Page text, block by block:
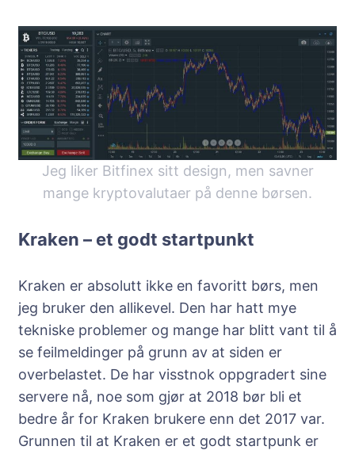
Jeg liker Bitfinex sitt design, men savner
mange kryptovalutaer på denne børsen.
Kraken – et godt startpunkt
Kraken er absolutt ikke en favoritt børs, men
jeg bruker den allikevel. Den har hatt mye
tekniske problemer og mange har blitt vant til å
se feilmeldinger på grunn av at siden er
overbelastet. De har visstnok oppgradert sine
servere nå, noe som gjør at 2018 bør bli et
bedre år for Kraken brukere enn det 2017 var.
Grunnen til at Kraken er et godt startpunk er